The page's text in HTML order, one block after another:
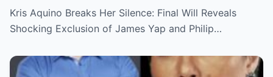
What She Left for Ex-Lovers James Yap
and Philip Salvador Leaves the Public
Kris Aquino Breaks Her Silence: Final Will Reveals
Shocking Exclusion of James Yap and Philip…